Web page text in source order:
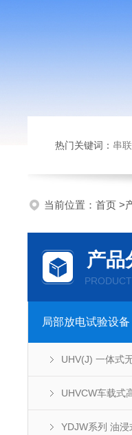
热门关键词： 串
当前位置： 首页 >
产品
局部放电试验设备
UHV(J) 一体式
UHVCW车载式
YDJW系列 油浸